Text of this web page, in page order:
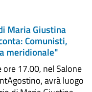
Maria Giustina
Comunisti,
meridionale"
17.00, nel Salone
avrà luogo